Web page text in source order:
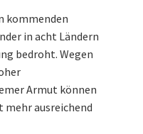
kommenden
in acht Ländern
bedroht. Wegen
Armut können
mehr ausreichend